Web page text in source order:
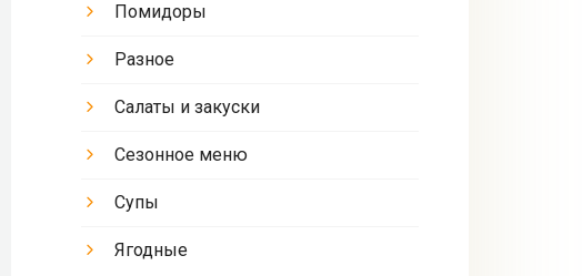
Помидоры
Разное
Салаты и закуски
Сезонное меню
Супы
Ягодные